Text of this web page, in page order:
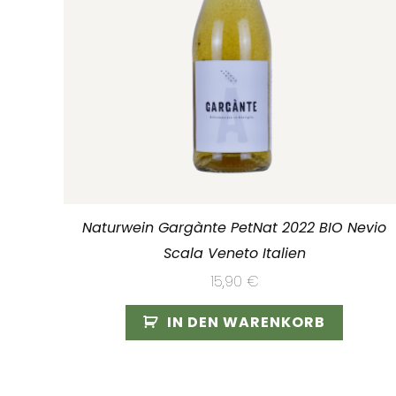
Naturwein Gargànte PetNat 2022 BIO Nevio
Scala Veneto Italien
15,90 €
IN DEN WARENKORB